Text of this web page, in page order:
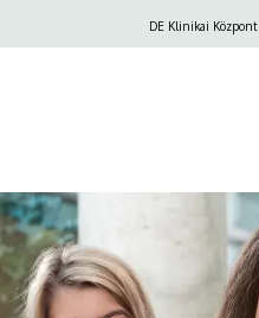
DE Klinikai Központ